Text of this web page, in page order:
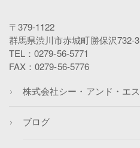
〒379-1122
群馬県渋川市赤城町勝保沢732-3
TEL：0279-56-5771
FAX：0279-56-5776
株式会社シー・アンド・エス
ブログ